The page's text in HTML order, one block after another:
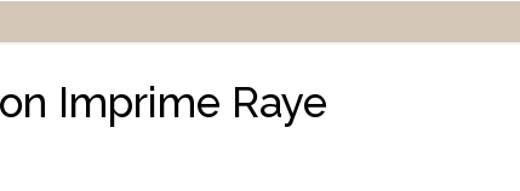
Imprime Raye